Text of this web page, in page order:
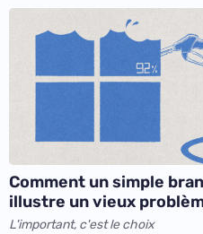
Comment un simple
illustre un vieux
L'important, c'est le choix